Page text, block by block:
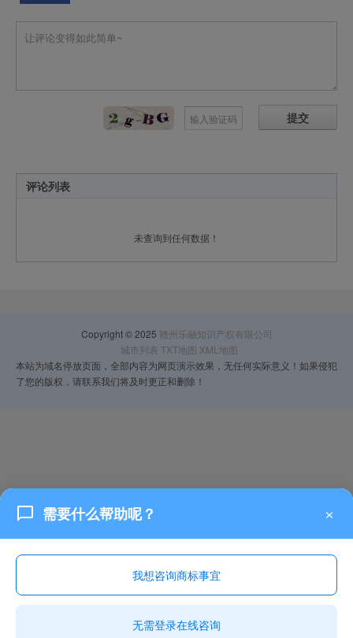
提交
评论列表
未查询到任何数据！
Copyright © 2025 赣州乐融知识产权有限公司
城市列表 TXT地图 XML地图
本站为域名停放页面，全部内容为网页演示效果，无任何实际意义！如果侵犯
了您的版权，请联系我们将及时更正和删除！
需要什么帮助呢？ ×
我想咨询商标事宜
无需登录在线咨询